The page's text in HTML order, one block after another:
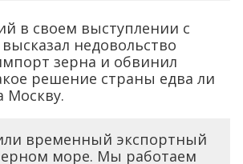
в своем выступлении с
недовольство
зерна и обвинил
решение страны едва ли
Москву.
временный экспортный
море. Мы работаем